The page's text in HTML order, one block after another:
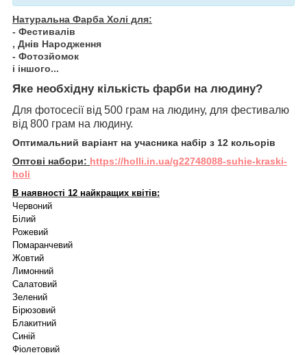
Натуральна Фарба Холі для:
- Фестивалів
, Днів Народження
- Фотозйомок
і іншого...
Яке необхідну кількість фарби на людину?
Для фотосесії від 500 грам на людину, для фестивалю
від 800 грам на людину.
Оптимальний варіант на учасника набір з 12 кольорів
Оптові набори: https://holli.in.ua/g22748088-suhie-kraski-
holi
В наявності 12 найкращих квітів:
Червоний
Білий
Рожевий
Помаранчевий
Жовтий
Лимонний
Салатовий
Зелений
Бірюзовий
Блакитний
Синій
Фіолетовий